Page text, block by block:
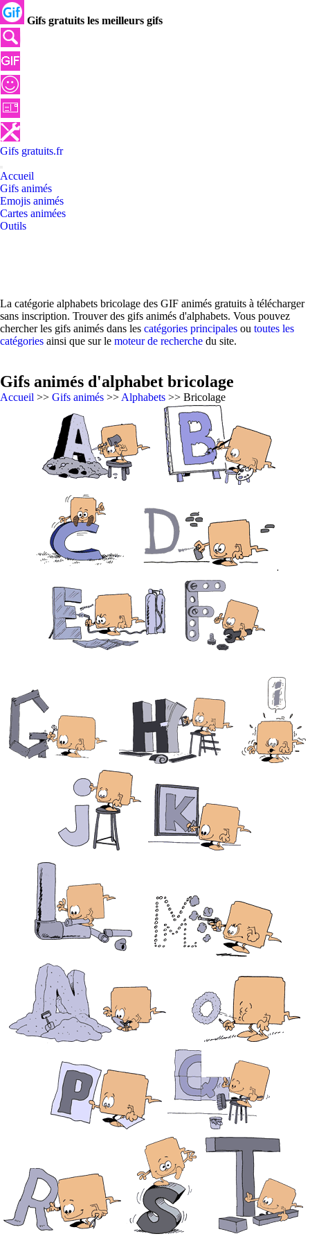
Gifs gratuits les meilleurs gifs
Gifs gratuits.fr
Accueil
Gifs animés
Emojis animés
Cartes animées
Outils
La catégorie alphabets bricolage des GIF animés gratuits à télécharger
sans inscription. Trouver des gifs animés d'alphabets. Vous pouvez
chercher les gifs animés dans les catégories principales ou toutes les
catégories ainsi que sur le moteur de recherche du site.
Gifs animés d'alphabet bricolage
Accueil >> Gifs animés >> Alphabets >> Bricolage